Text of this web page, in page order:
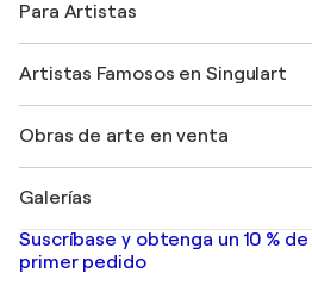
Ofrecer una tarjeta regalo
Unirse a nuestro programa
Mi cuenta
Protección al comprador
+34 911 23 97 81
faq
Revista Singulart
Empleos
Descubre arte original
Para Artistas
Inicie sesión como Artista
Artistas Famosos en Singulart
Marc Chagall
Banksy
Mr. Brainwash
Shepard Fairey
Obras de arte en venta
Pinturas abstractas en venta
pinturas de paisajes
Huellas dactilares
Galerías
Galerías de arte en España
Suscríbase y obtenga un 10 %
primer pedido